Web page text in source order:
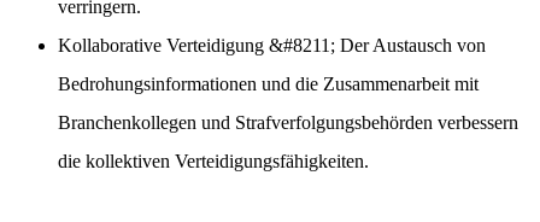
verringern.
Kollaborative Verteidigung &#8211; Der Austausch von
Bedrohungsinformationen und die Zusammenarbeit mit
Branchenkollegen und Strafverfolgungsbehörden verbessern
die kollektiven Verteidigungsfähigkeiten.